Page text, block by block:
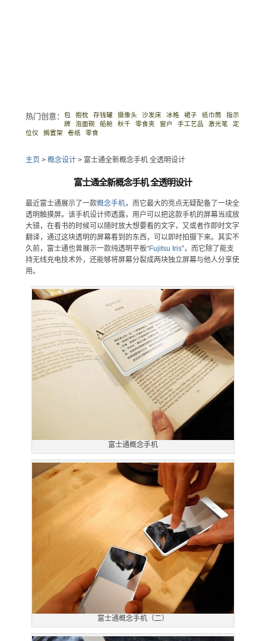
热门创意： 包 抱枕 存钱罐 摄像头 沙发床 冰格 裙子 纸巾筒
指示
牌
泡面碗 船舱 秋千 零食夹 窗户 手工艺品 激光笔
定
位仪
搁置架 卷纸 零食
主页 > 概念设计> 富士通全新概念手机 全透明设计
富士通全新概念手机 全透明设计
最近富士通展示了一款概念手机，而它最大的亮点无疑配备了一块全
透明触摸屏。该手机设计师透露，用户可以把这款手机的屏幕当成放
大镜，在看书的时候可以随时放大想要看的文字，又或者作即时文字
翻译，通过这块透明的屏幕看到的东西，可以即时拍摄下来。其实不
久前，富士通也曾展示一款纯透明平板“Fujitsu Iris”，而它除了能支
持无线充电技术外，还能够将屏幕分裂成两块独立屏幕与他人分享使
用。
富士通概念手机
富士通概念手机（二）